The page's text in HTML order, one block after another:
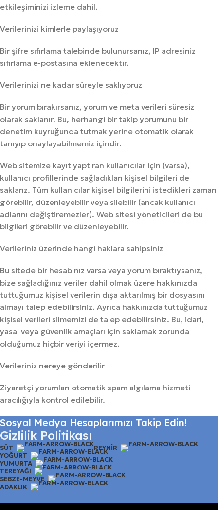
etkileşiminizi izleme dahil.
Verilerinizi kimlerle paylaşıyoruz
Bir şifre sıfırlama talebinde bulunursanız, IP adresiniz
sıfırlama e-postasına eklenecektir.
Verilerinizi ne kadar süreyle saklıyoruz
Bir yorum bırakırsanız, yorum ve meta verileri süresiz
olarak saklanır. Bu, herhangi bir takip yorumunu bir
denetim kuyruğunda tutmak yerine otomatik olarak
tanıyıp onaylayabilmemiz içindir.
Web sitemize kayıt yaptıran kullanıcılar için (varsa),
kullanıcı profillerinde sağladıkları kişisel bilgileri de
saklarız. Tüm kullanıcılar kişisel bilgilerini istedikleri zaman
görebilir, düzenleyebilir veya silebilir (ancak kullanıcı
adlarını değiştiremezler). Web sitesi yöneticileri de bu
bilgileri görebilir ve düzenleyebilir.
Verileriniz üzerinde hangi haklara sahipsiniz
Bu sitede bir hesabınız varsa veya yorum bıraktıysanız,
bize sağladığınız veriler dahil olmak üzere hakkınızda
tuttuğumuz kişisel verilerin dışa aktarılmış bir dosyasını
almayı talep edebilirsiniz. Ayrıca hakkınızda tuttuğumuz
kişisel verileri silmemizi de talep edebilirsiniz. Bu, idari,
yasal veya güvenlik amaçları için saklamak zorunda
olduğumuz hiçbir veriyi içermez.
Verileriniz nereye gönderilir
Ziyaretçi yorumları otomatik spam algılama hizmeti
aracılığıyla kontrol edilebilir.
Sosyal Medya Hesaplarımızı Takip Edin!
Gizlilik Politikası
SÜT
PEYNIR
YOĞURT
YUMURTA
TEREYAĞI
SEBZE-MEYVE
ADAKLIK